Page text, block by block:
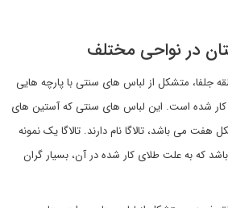
در نواحی مختلف
جلفا، متشکل از لباس های سنتی با پارچه هایی
کار شده است. این لباس های سنتی که آستین های
هفت می باشد، تالاگا نام دارند. تالاگا یک نمونه
که به علت طلای کار شده در آن، بسیار گران